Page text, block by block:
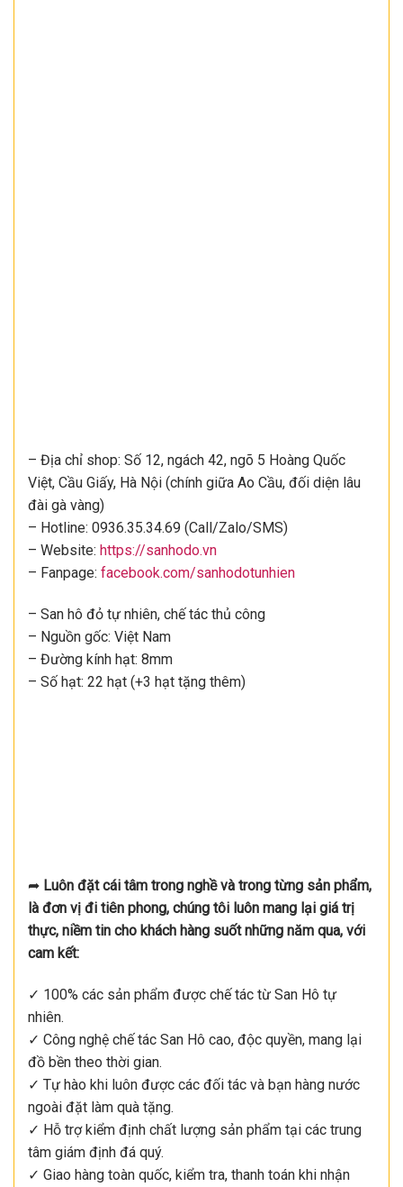
– Địa chỉ shop: Số 12, ngách 42, ngõ 5 Hoàng Quốc
Việt, Cầu Giấy, Hà Nội (chính giữa Ao Cầu, đối diện lâu
đài gà vàng)
– Hotline: 0936.35.34.69 (Call/Zalo/SMS)
– Website: https://sanhodo.vn
– Fanpage: facebook.com/sanhodotunhien
– San hô đỏ tự nhiên, chế tác thủ công
– Nguồn gốc: Việt Nam
– Đường kính hạt: 8mm
– Số hạt: 22 hạt (+3 hạt tặng thêm)
➦ Luôn đặt cái tâm trong nghề và trong từng sản phẩm,
là đơn vị đi tiên phong, chúng tôi luôn mang lại giá trị
thực, niềm tin cho khách hàng suốt những năm qua, với
cam kết:
✓ 100% các sản phẩm được chế tác từ San Hô tự
nhiên.
✓ Công nghệ chế tác San Hô cao, độc quyền, mang lại
đồ bền theo thời gian.
✓ Tự hào khi luôn được các đối tác và bạn hàng nước
ngoài đặt làm quà tặng.
✓ Hỗ trợ kiểm định chất lượng sản phẩm tại các trung
tâm giám định đá quý.
✓ Giao hàng toàn quốc, kiểm tra, thanh toán khi nhận